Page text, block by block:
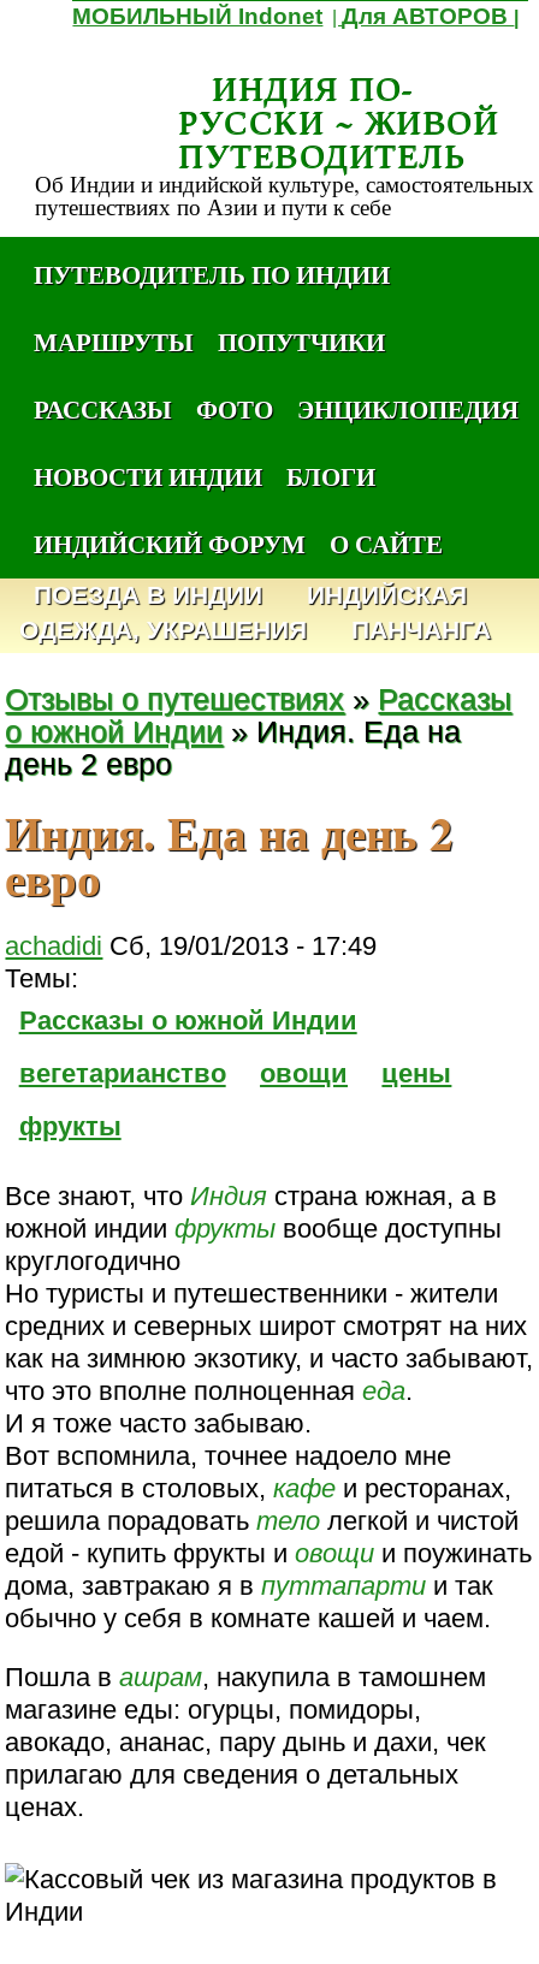
МОБИЛЬНЫЙ Indonet |Для АВТОРОВ
ИНДИЯ ПО-
РУССКИ ~ ЖИВОЙ
ПУТЕВОДИТЕЛЬ
Об Индии и индийской культуре, самостоятельных
путешествиях по Азии и пути к себе
ПУТЕВОДИТЕЛЬ ПО ИНДИИ
МАРШРУТЫ
ПОПУТЧИКИ
РАССКАЗЫ
ФОТО
ЭНЦИКЛОПЕДИЯ
НОВОСТИ ИНДИИ
БЛОГИ
ИНДИЙСКИЙ ФОРУМ
О САЙТЕ
ПОЕЗДА В ИНДИИ
ИНДИЙСКАЯ
ОДЕЖДА, УКРАШЕНИЯ
ПАНЧАНГА
Отзывы о путешествиях » Рассказы
о южной Индии » Индия. Еда на
день 2 евро
Индия. Еда на день 2
евро
achadidi Сб, 19/01/2013 - 17:49
Темы:
Рассказы о южной Индии
вегетарианство
овощи
цены
фрукты
Все знают, что Индия страна южная, а в
южной индиифрукты вообще доступны
круглогодично
Но туристы и путешественники - жители
средних и северных широт смотрят на них
как на зимнюю экзотику, и часто забывают,
что это вполне полноценнаяеда.
И я тоже часто забываю.
Вот вспомнила, точнее надоело мне
питаться в столовых,кафе и ресторанах,
решила порадоватьтело легкой и чистой
едой - купить фрукты иовощи и поужинать
дома, завтракаю я впуттапарти и так
обычно у себя в комнате кашей и чаем.
Пошла вашрам, накупила в тамошнем
магазине еды: огурцы, помидоры,
авокадо, ананас, пару дынь и дахи, чек
прилагаю для сведения о детальных
ценах.